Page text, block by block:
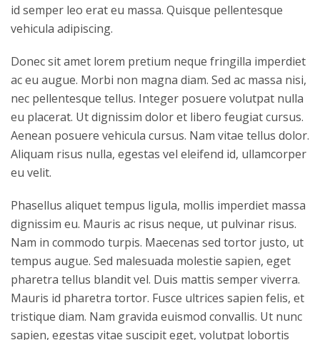
id semper leo erat eu massa. Quisque pellentesque
vehicula adipiscing.
Donec sit amet lorem pretium neque fringilla imperdiet
ac eu augue. Morbi non magna diam. Sed ac massa nisi,
nec pellentesque tellus. Integer posuere volutpat nulla
eu placerat. Ut dignissim dolor et libero feugiat cursus.
Aenean posuere vehicula cursus. Nam vitae tellus dolor.
Aliquam risus nulla, egestas vel eleifend id, ullamcorper
eu velit.
Phasellus aliquet tempus ligula, mollis imperdiet massa
dignissim eu. Mauris ac risus neque, ut pulvinar risus.
Nam in commodo turpis. Maecenas sed tortor justo, ut
tempus augue. Sed malesuada molestie sapien, eget
pharetra tellus blandit vel. Duis mattis semper viverra.
Mauris id pharetra tortor. Fusce ultrices sapien felis, et
tristique diam. Nam gravida euismod convallis. Ut nunc
sapien, egestas vitae suscipit eget, volutpat lobortis